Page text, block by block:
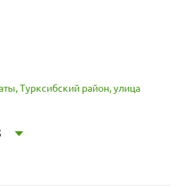
Турксибский район, улица